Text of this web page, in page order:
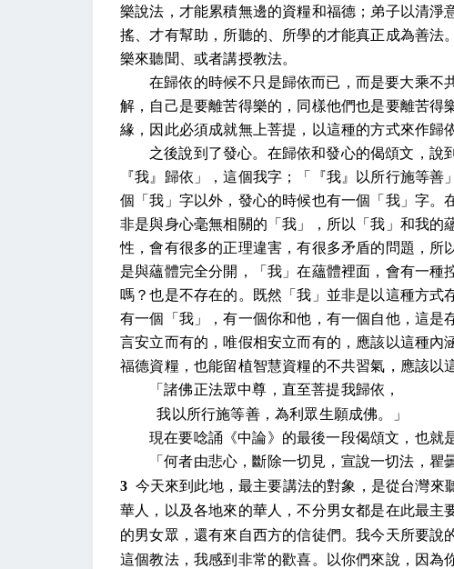
樂說法，才能累積無邊的資糧和福德；弟子以清淨
搖、才有幫助，所聽的、所學的才能真正成為善法
樂來聽聞、或者講授教法。
在歸依的時候不只是歸依而已，而是要大乘不
解，自己是要離苦得樂的，同樣他們也是要離苦得
緣，因此必須成就無上菩提，以這種的方式來作歸
之後說到了發心。在歸依和發心的偈頌文，說
『我』歸依」，這個我字；「『我』以所行施等
個「我」字以外，發心的時候也有一個「我」字。
非是與身心毫無相關的「我」，所以「我」和我的
性，會有很多的正理違害，有很多矛盾的問題，所
是與蘊體完全分開，「我」在蘊體裡面，會有一種
嗎？也是不存在的。既然「我」並非是以這種方
有一個「我」，有一個你和他，有一個自他，這是
言安立而有的，唯假相安立而有的，應該以這種內
福德資糧，也能留植智慧資糧的不共習氣，應該以
「諸佛正法眾中尊，直至菩提我歸依，
我以所行施等善，為利眾生願成佛。」
現在要唸誦《中論》的最後一段偈頌文，也就
「何者由悲心，斷除一切見，宣說一切法，瞿
3 今天來到此地，最主要講法的對象，是從台灣
華人，以及各地來的華人，不分男女都是在此最主
的男女眾，還有來自西方的信徒們。我今天所要
這個教法，我感到非常的歡喜。以你們來說，因為